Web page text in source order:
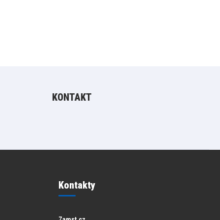
KONTAKT
Kontakty